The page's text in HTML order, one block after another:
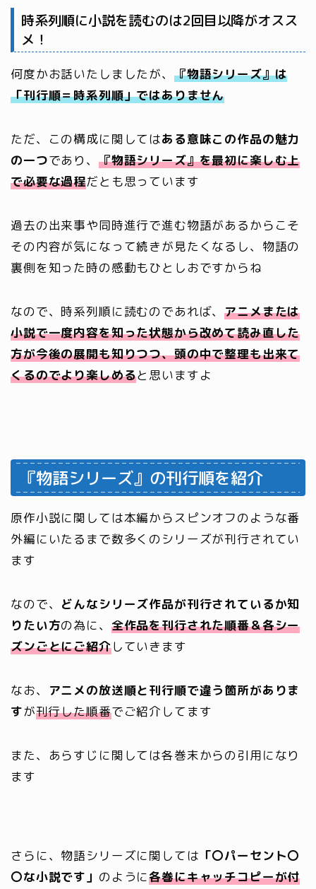
時系列順に小説を読むのは2回目以降がオスス
メ！
何度かお話いたしましたが、 『物語シリーズ』は
「刊行順＝時系列順」ではありません
ただ、この構成に関してはある意味この作品の魅力
の一つであり、 『物語シリーズ』を最初に楽しむ上
で必要な過程だとも思っています
過去の出来事や同時進行で進む物語があるからこそ
その内容が気になって続きが見たくなるし、物語の
裏側を知った時の感動もひとしおですからね
なので、時系列順に読むのであれば、アニメまたは
小説で一度内容を知った状態から改めて読み直した
方が今後の展開も知りつつ、頭の中で整理も出来て
くるのでより楽しめると思いますよ
『物語シリーズ』の刊行順を紹介
原作小説に関しては本編からスピンオフのような番
外編にいたるまで数多くのシリーズが刊行されてい
ます
なので、 どんなシリーズ作品が刊行されているか知
りたい方の為に、 全作品を刊行された順番＆各シー
ズンごとにご紹介していきます
なお、
アニメの放送順と刊行順で違う箇所がありま
すが刊行した順番でご紹介してます
また、あらすじに関しては各巻末からの引用になり
ます
さらに、物語シリーズに関しては 「〇パーセント〇
〇な小説です」 のように各巻にキャッチコピーが付